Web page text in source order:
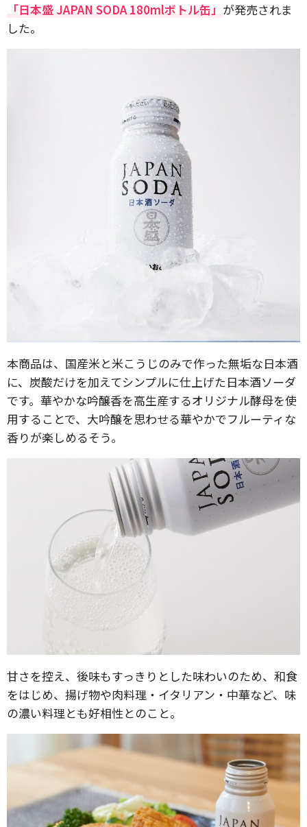
「日本盛 JAPAN SODA 180mlボトル缶」 が発売されま
した。
本商品は、国産米と米こうじのみで作った無垢な日本酒
に、炭酸だけを加えてシンプルに仕上げた日本酒ソーダ
です。華やかな吟醸香を高生産するオリジナル酵母を使
用することで、大吟醸を思わせる華やかでフルーティな
香りが楽しめるそう。
甘さを控え、後味もすっきりとした味わいのため、和食
をはじめ、揚げ物や肉料理・イタリアン・中華など、味
の濃い料理とも好相性とのこと。